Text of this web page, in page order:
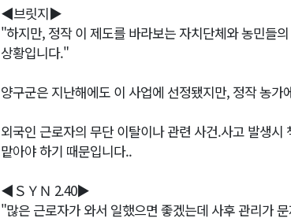
◀브릿지▶
"하지만, 정작 이 제도를 바라보는 자치단체와 농민들
상황입니다."
양구군은 지난해에도 이 사업에 선정됐지만, 정작 농
외국인 근로자의 무단 이탈이나 관련 사건.사고 발생
맡아야 하기 때문입니다..
◀ＳＹＮ 2.40▶
"많은 근로자가 와서 일했으면 좋겠는데 사후 관리가